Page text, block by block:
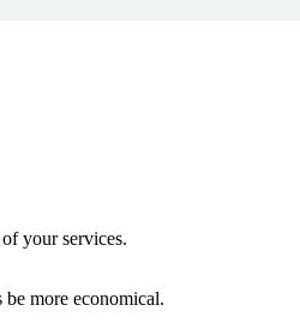
your services.
be more economical.